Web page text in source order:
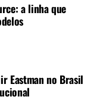
mercado e
business,
a linha que
Eastman no Brasil